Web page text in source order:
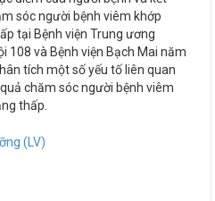
sóc người bệnh viêm khớp
tại Bệnh viện Trung ương
108 và Bệnh viện Bạch Mai năm
tích một số yếu tố liên quan
chăm sóc người bệnh viêm
thấp.
(LV)